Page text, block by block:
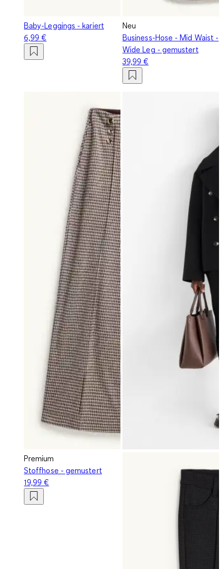
Baby-Leggings - kariert
6,99 €
Neu
Business-Hose - Mid Waist -
Wide Leg - gemustert
39,99 €
Premium
Stoffhose - gemustert
19,99 €